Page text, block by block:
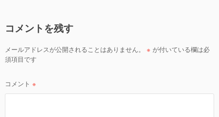
ー
シ
ョ
コメントを残す
メールアドレスが公開されることはありません。 ※ が付いている欄は必
須項目です
コメント ※